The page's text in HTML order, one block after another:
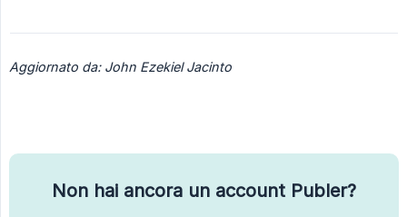
Aggiornato da: John Ezekiel Jacinto
Non hai ancora un account Publer?